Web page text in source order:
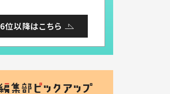
6位以降はこちら